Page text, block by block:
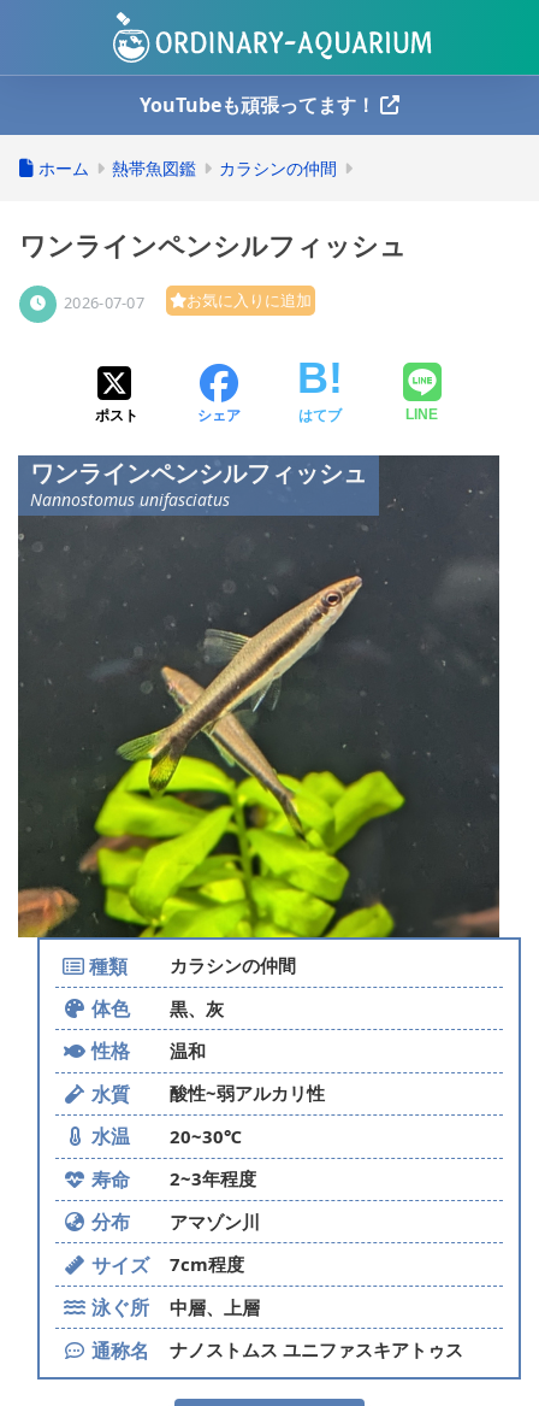
YouTubeも頑張ってます！
ホーム 熱帯魚図鑑 カラシンの仲間
ワンラインペンシルフィッシュ
2026-07-07 お気に入りに追加
ポスト シェア はてブ LINE
ワンラインペンシルフィッシュ
Nannostomus unifasciatus
種類 カラシンの仲間
体色 黒、灰
性格 温和
水質 酸性~弱アルカリ性
水温 20~30℃
寿命 2~3年程度
分布 アマゾン川
サイズ 7cm程度
泳ぐ所 中層、上層
通称名 ナノストムス ユニファスキアトゥス